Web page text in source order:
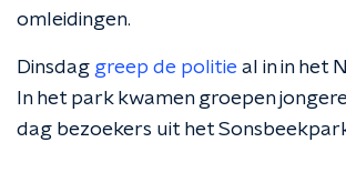
omleidingen.
Dinsdag greep de politie al in in het
In het park kwamen groepen
dag bezoekers uit het